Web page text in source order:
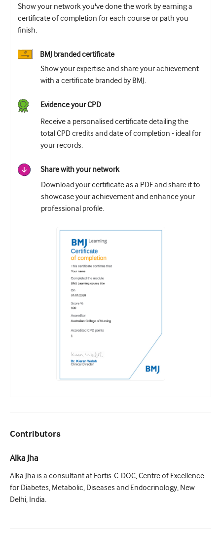
Show your network you've done the work by earning a
certificate of completion for each course or path you
finish.
BMJ branded certificate
Show your expertise and share your achievement
with a certificate branded by BMJ.
Evidence your CPD
Receive a personalised certificate detailing the
total CPD credits and date of completion - ideal for
your records.
Share with your network
Download your certificate as a PDF and share it to
showcase your achievement and enhance your
professional profile.
Contributors
Alka Jha
Alka Jha is a consultant at Fortis-C-DOC, Centre of Excellence
for Diabetes, Metabolic, Diseases and Endocrinology, New
Delhi, India.